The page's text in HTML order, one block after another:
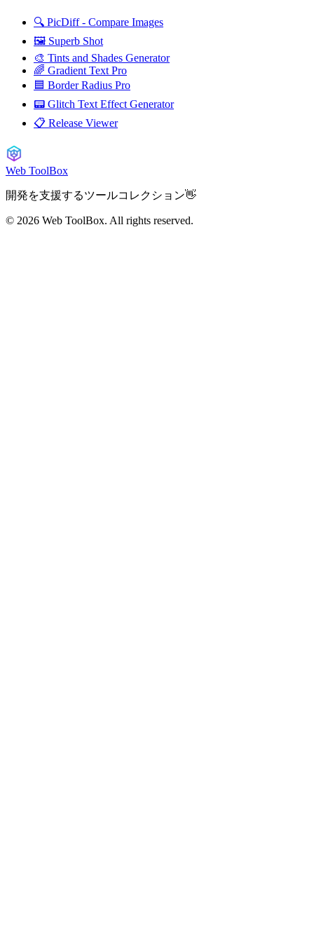
🔍 PicDiff - Compare Images
🖼️ Superb Shot
🎨 Tints and Shades Generator
🌈 Gradient Text Pro
🟦 Border Radius Pro
📟 Glitch Text Effect Generator
📋 Release Viewer
Web ToolBox
開発を支援するツールコレクション👋
© 2026 Web ToolBox. All rights reserved.